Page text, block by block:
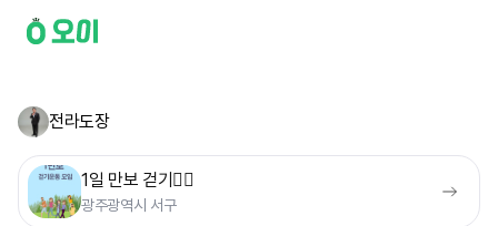
전라도장
1일 만보 걷기🚶‍♀️
광주광역시 서구